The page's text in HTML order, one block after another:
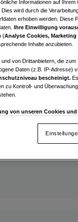
auf
verkaufen!
Informationen auf Ihrem
wird durch die
erhoben werden. Diese
Ihre Einwilligung
(Analyse Cookies, Marketing
Inhalte anzubieten.
von Drittanbietern, die zum
Daten (z.B. IP-Adresse)
bescheinigt.
zu Kontroll- und
von unseren Cookies und